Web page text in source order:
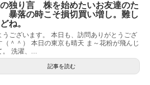
独り言 株を始めたいお友達のた
暴落の時こそ損切買い増し。難し
ね。
うございます。 本日も、訪問ありがとうござ
（＾＾） 本日の東京も晴天 ま～花粉が飛んじ
。 洗濯、...
記事を読む